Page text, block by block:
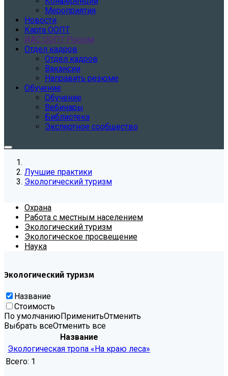
Мероприятия
Новости
Карта ООПТ
ИАС ООПТ России
Отдел кадров
Отдел кадров
Вакансии
Направить резюме
Обучение
Обучение
Вебинары
Библиотека
Экспертное сообщество
Лучшие практики
Экологический туризм
Охрана
Работа с местным населением
Экологический туризм
Экологическое просвещение
Наука
Экологический туризм
Название
Стоимость
По умолчаниюПрименитьОтменить
Выбрать всеОтменить все
Название
Экологическая тропа «На краю леса»
Всего: 1